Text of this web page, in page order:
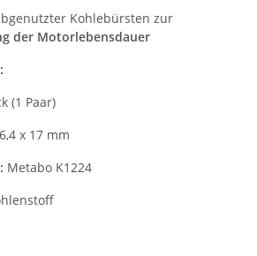
Kohlebürsten zur
der Motorlebensdauer
(1 Paar)
x 17 mm
Metabo K1224